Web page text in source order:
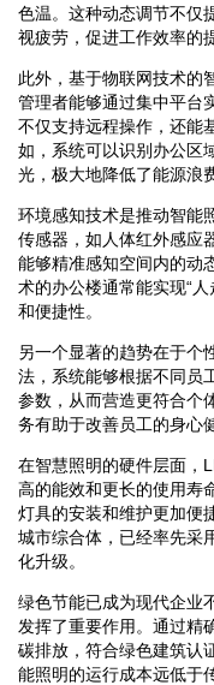
色温。这种动态调节不仅
视疲劳，促进工作效率的
此外，基于物联网技术的
管理者能够通过集中平台
不仅支持远程操作，还能
如，系统可以识别办公区
光，极大地降低了能源浪
环境感知技术是推动智能
传感器，如人体红外感应
能够精准感知空间内的动
术的办公楼通常能实现“
和便捷性。
另一个显著的趋势在于个
法，系统能够根据不同员
参数，从而营造更符合个
务有助于改善员工的身心
在智慧照明的硬件层面，
高的能效和更长的使用寿
灯具的安装和维护更加便
城市综合体，已经率先采
化升级。
绿色节能已成为现代企业
发挥了重要作用。通过精
碳排放，符合绿色建筑认
能照明的运行成本远低于